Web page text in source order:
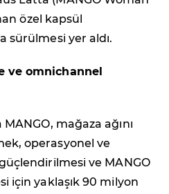
özel kapsül
sürülmesi yer aldı.
ve omnichannel
MANGO, mağaza ağını
operasyonel ve
ve MANGO
için yaklaşık 90 milyon